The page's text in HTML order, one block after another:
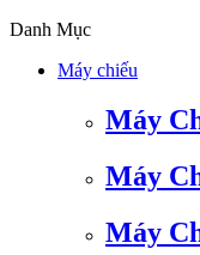
Danh Mục
Máy chiếu
Máy
Máy
Máy